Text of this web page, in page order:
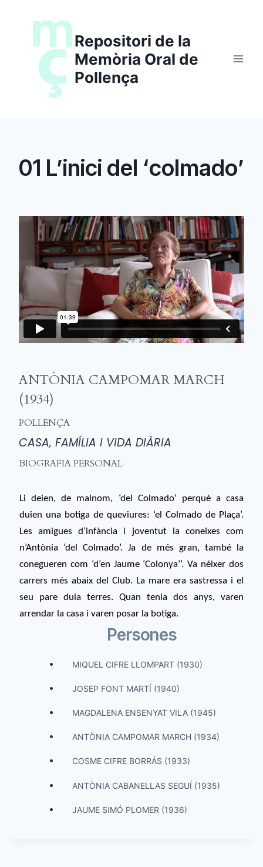
Repositori de la
Memòria Oral de
Pollença
01 L’inici del ‘colmado’
ANTÒNIA CAMPOMAR MARCH
(1934)
POLLENÇA
CASA, FAMÍLIA I VIDA DIÀRIA
BIOGRAFIA PERSONAL
Li deien, de malnom, ‘del Colmado’ perquè a casa
duien una botiga de queviures: ‘el Colmado de Plaça’.
Les amigues d’infància i joventut la coneixes com
n’Antònia ‘del Colmado’. Ja de més gran, també la
conegueren com ‘d’en Jaume ‘Colonya’’. Va néixer dos
carrers més abaix del Club. La mare era sastressa i el
seu pare duia terres. Quan tenia dos anys, varen
arrendar la casa i varen posar la botiga.
Persones
MIQUEL CIFRE LLOMPART (1930)
JOSEP FONT MARTÍ (1940)
MAGDALENA ENSENYAT VILA (1945)
ANTÒNIA CAMPOMAR MARCH (1934)
COSME CIFRE BORRÁS (1933)
ANTÒNIA CABANELLAS SEGUÍ (1935)
JAUME SIMÓ PLOMER (1936)